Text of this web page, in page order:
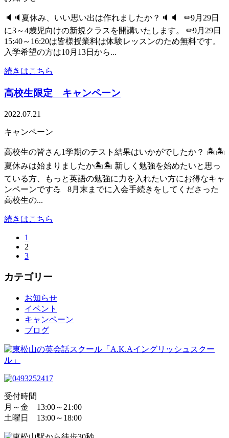
🔈🔈夏休み、いい思い出は作れましたか？🔈🔈 ✏9月29日
に3～4歳児向けの新規クラスを開講いたします。 ✏9月29日
15:40～16:20は皆様授業料は体験レッスンのため無料です。
入学希望の方は10月13日から...
続きはこちら
高校生限定 キャンペーン
2022.07.21
キャンペーン
高校生の皆さん1学期のテスト結果はいかがでしたか？ 🏝🏝
夏休みは始まりましたか🏝🏝 新しく勉強を始めたいと思っ
ている方、もっと英語の勉強に力を入れたい方にお得なキャ
ンペーンです💪 8月末までに入会手続きをしてくださった
高校生の...
続きはこちら
1
2
3
カテゴリー
お知らせ
イベント
キャンペーン
ブログ
受付時間
月～金 13:00～21:00
土曜日 13:00～18:00